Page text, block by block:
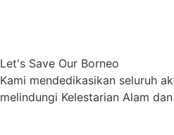
Let's Save Our Borneo
Kami mendedikasikan seluruh
melindungi Kelestarian Alam